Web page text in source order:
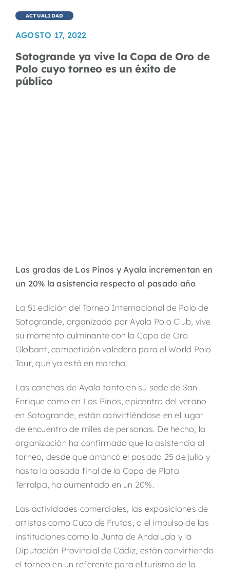
ACTUALIDAD
AGOSTO 17, 2022
Sotogrande ya vive la Copa de Oro de
Polo cuyo torneo es un éxito de
público
Las gradas de Los Pinos y Ayala incrementan en
un 20% la asistencia respecto al pasado año
La 51 edición del Torneo Internacional de Polo de
Sotogrande, organizada por Ayala Polo Club, vive
su momento culminante con la Copa de Oro
Globant, competición valedera para el World Polo
Tour, que ya está en marcha.
Las canchas de Ayala tanto en su sede de San
Enrique como en Los Pinos, epicentro del verano
en Sotogrande, están convirtiéndose en el lugar
de encuentro de miles de personas. De hecho, la
organización ha confirmado que la asistencia al
torneo, desde que arrancó el pasado 25 de julio y
hasta la pasada final de la Copa de Plata
Terralpa, ha aumentado en un 20%.
Las actividades comerciales, las exposiciones de
artistas como Cuco de Frutos, o el impulso de las
instituciones como la Junta de Andalucía y la
Diputación Provincial de Cádiz, están convirtiendo
el torneo en un referente para el turismo de la